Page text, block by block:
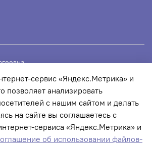
контента без письменного
сервис «Яндекс.Метрика» и
позволяет анализировать
с нашим сайтом и делать
на сайте вы соглашаетесь с
сервиса «Яндекс.Метрика» и
об использовании файлов-